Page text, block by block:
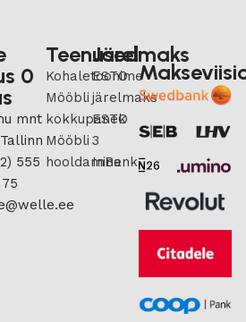
0
mnt
555
Teenused
Kohaletoonime
Mööbli
kokkupanek
Mööbli
hooldamine
Järelmaks
ESTO
järelmaks
ESTO
3
InBank